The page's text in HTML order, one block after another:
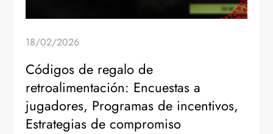
18/02/2026
Códigos de regalo de
retroalimentación: Encuestas a
jugadores, Programas de incentivos,
Estrategias de compromiso